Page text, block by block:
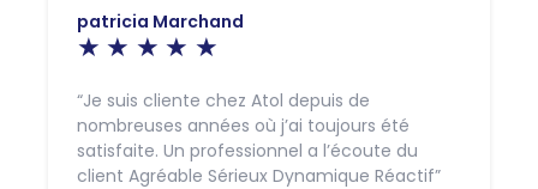
patricia Marchand
Je suis cliente chez Atol depuis de
nombreuses années où j’ai toujours été
satisfaite. Un professionnel a l’écoute du
client Agréable Sérieux Dynamique Réactif